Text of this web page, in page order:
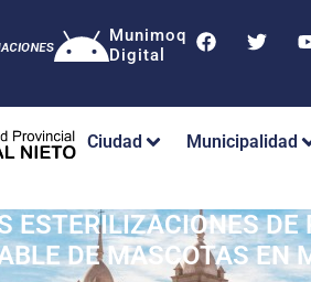
Munimoq
Digital
Ciudad Municipalidad
ESTERILIZACIONES DE
DE MASCOTAS EN